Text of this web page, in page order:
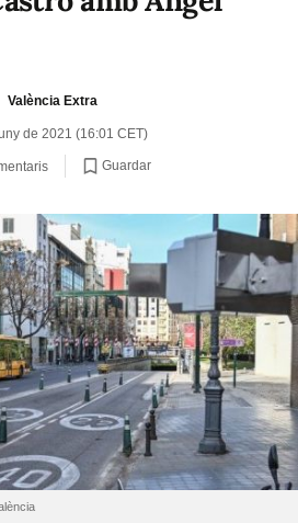
València Extra
de 2021 (16:01 CET)
Guardar